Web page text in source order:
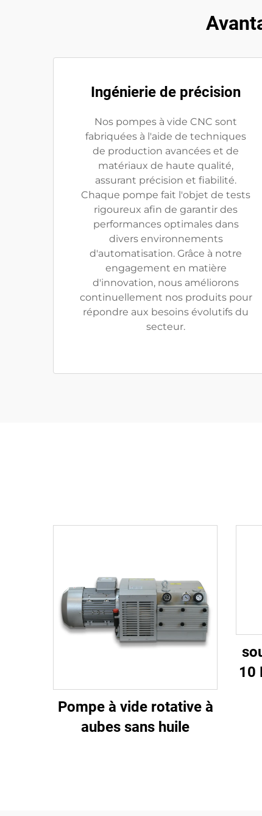
Ingénierie de précision
Nos pompes à vide CNC sont
fabriquées à l'aide de techniques
de production avancées et de
matériaux de haute qualité,
assurant précision et fiabilité.
Chaque pompe fait l'objet de tests
rigoureux afin de garantir des
performances optimales dans
divers environnements
d'automatisation. Grâce à notre
engagement en matière
d'innovation, nous améliorons
continuellement nos produits pour
répondre aux besoins évolutifs du
secteur.
Pompe à vide rotative à
aubes sans huile
10